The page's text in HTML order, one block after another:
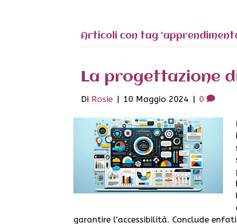
Articoli con tag
La progettazione
Di Rosie | 10 Maggio 2024 | 0
garantire l’accessibilità. Conclude